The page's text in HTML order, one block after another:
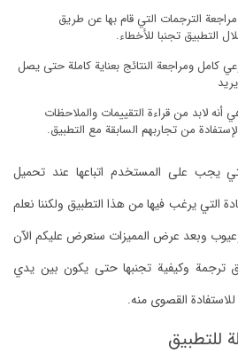
الترجمات التي قام بها عن طريق
التطبيق تجنبا للأخطاء.
كامل ومراجعة النتائج بعناية كاملة حتى يصل
لابد من قراءة التقييمات والملاحظات
من تجاربهم السابقة مع التطبيق.
يجب على المستخدم اتباعها عند تحميل
التي يرغب فيها من هذا التطبيق ولكننا نعلم
وبعد عرض المميزات سنعرض عليكم الآن
ترجمة وكيفية تجنبها حتى يكون بين يدي
القصوى منه.
للتطبيق